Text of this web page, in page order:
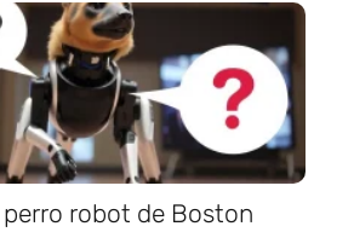
robot de Boston